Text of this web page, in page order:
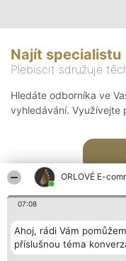
ORLOVÉ E-
07:08
Ahoj, rádi Vám
příslušnou téma
Najít specialistu
Plebiscit sdružuje
Hledáte odborníka ve
vyhledávání. Využívejte